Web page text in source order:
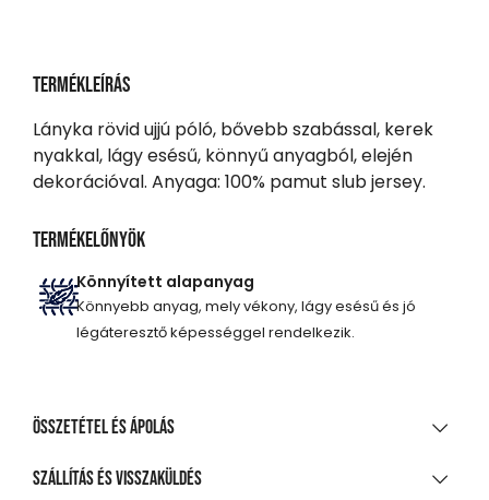
Termékleírás
Lányka rövid ujjú póló, bővebb szabással, kerek
nyakkal, lágy esésű, könnyű anyagból, elején
dekorációval. Anyaga: 100% pamut slub jersey.
Termékelőnyök
Könnyített alapanyag
Könnyebb anyag, mely vékony, lágy esésű és jó
légáteresztő képességgel rendelkezik.
Összetétel és ápolás
ANYAGÖSSZETÉTEL
Szállítás és visszaküldés